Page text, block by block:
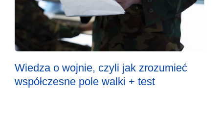
Wiedza o wojnie, czyli jak zrozumieć
współczesne pole walki + test